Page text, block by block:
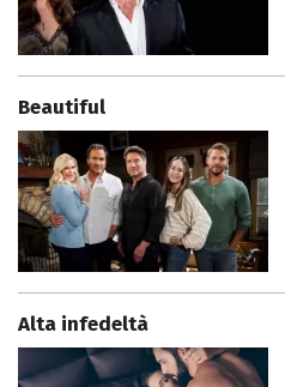
Beautiful
Alta infedeltà